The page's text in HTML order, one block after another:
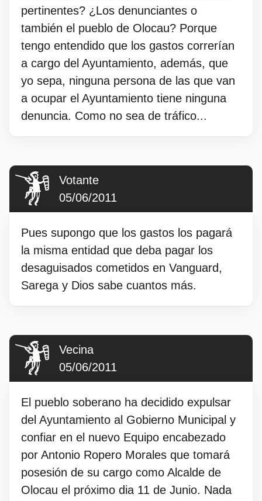
pertinentes? ¿Los denunciantes o
también el pueblo de Olocau? Porque
tengo entendido que los gastos correrían
a cargo del Ayuntamiento, además, que
yo sepa, ninguna persona de las que van
a ocupar el Ayuntamiento tiene ninguna
denuncia. Como no sea de tráfico...
Votante
05/06/2011
Pues supongo que los gastos los pagará
la misma entidad que deba pagar los
desaguisados cometidos en Vanguard,
Sarega y Dios sabe cuantos más.
Vecina
05/06/2011
El pueblo soberano ha decidido expulsar
del Ayuntamiento al Gobierno Municipal y
confiar en el nuevo Equipo encabezado
por Antonio Ropero Morales que tomará
posesión de su cargo como Alcalde de
Olocau el próximo dia 11 de Junio. Nada